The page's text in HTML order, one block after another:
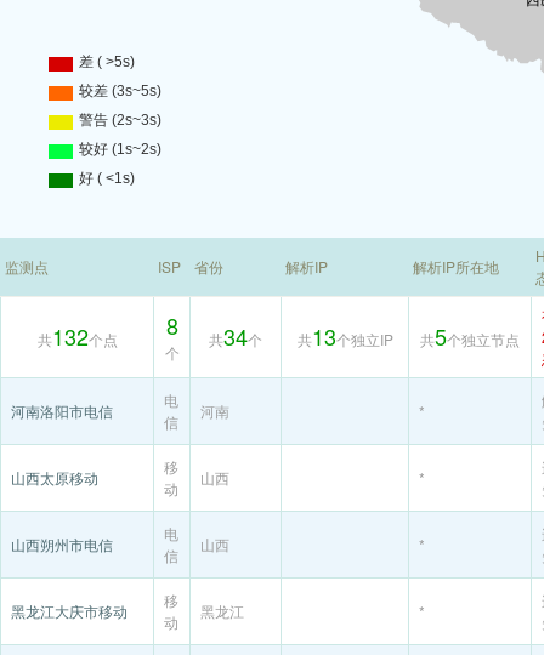
监测点 ISP 省份 解析IP 解析IP所在地
共132个点 8
个
共34个 共13个独立IP 共5个独立节点
河南洛阳市电信
电
信
河南 *
山西太原移动
移
动
山西 *
山西朔州市电信
电
信
山西 *
黑龙江大庆市移动
移
动
黑龙江 *